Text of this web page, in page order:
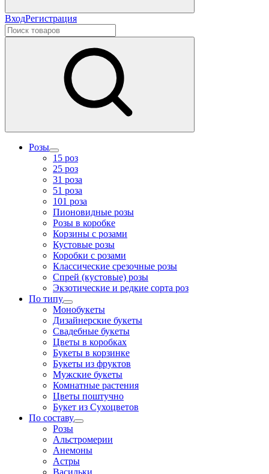
ВходРегистрация
Розы
15 роз
25 роз
31 роза
51 роза
101 роза
Пионовидные розы
Розы в коробке
Корзины с розами
Кустовые розы
Коробки с розами
Классические срезочные розы
Спрей (кустовые) розы
Экзотические и редкие сорта роз
По типу
Монобукеты
Дизайнерские букеты
Свадебные букеты
Цветы в коробках
Букеты в корзинке
Букеты из фруктов
Мужские букеты
Комнатные растения
Цветы поштучно
Букет из Сухоцветов
По составу
Розы
Альстромерии
Анемоны
Астры
Васильки